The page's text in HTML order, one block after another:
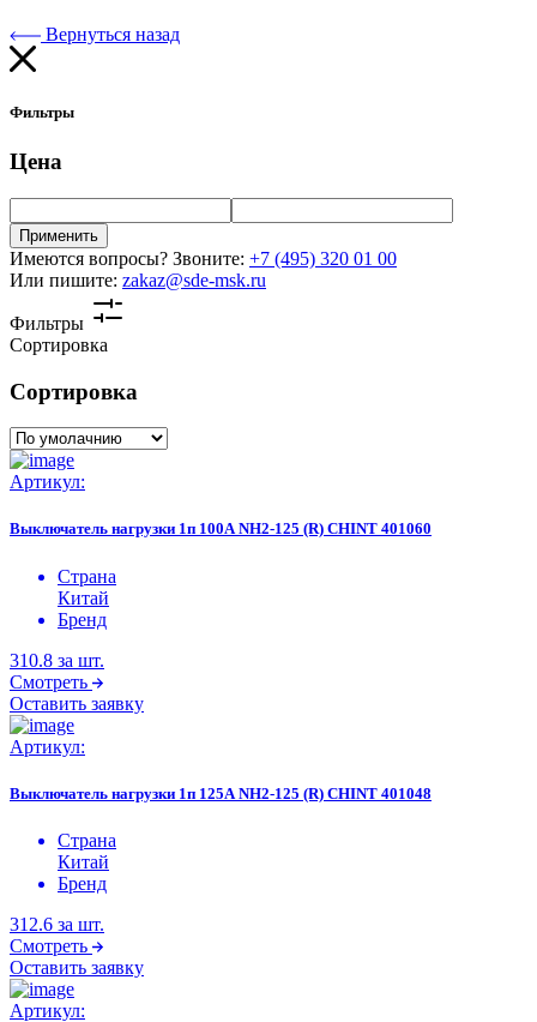
Вернуться назад
Фильтры
Цена
Применить
Имеются вопросы? Звоните: +7 (495) 320 01 00
Или пишите: zakaz@sde-msk.ru
Фильтры
Сортировка
Сортировка
Артикул:
Выключатель нагрузки 1п 100А NH2-125 (R) CHINT 401060
Страна
Китай
Бренд
310.8 за шт.
Смотреть
Оставить заявку
Артикул:
Выключатель нагрузки 1п 125А NH2-125 (R) CHINT 401048
Страна
Китай
Бренд
312.6 за шт.
Смотреть
Оставить заявку
Артикул: